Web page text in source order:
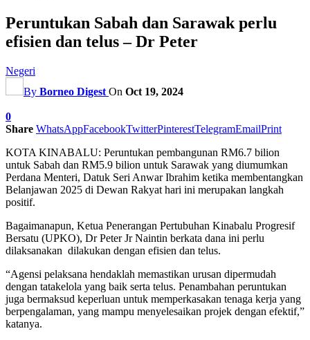
Peruntukan Sabah dan Sarawak perlu
efisien dan telus – Dr Peter
Negeri
By Borneo Digest On Oct 19, 2024
0
Share WhatsAppFacebookTwitterPinterestTelegramEmailPrint
KOTA KINABALU: Peruntukan pembangunan RM6.7 bilion
untuk Sabah dan RM5.9 bilion untuk Sarawak yang diumumkan
Perdana Menteri, Datuk Seri Anwar Ibrahim ketika membentangkan
Belanjawan 2025 di Dewan Rakyat hari ini merupakan langkah
positif.
Bagaimanapun, Ketua Penerangan Pertubuhan Kinabalu Progresif
Bersatu (UPKO), Dr Peter Jr Naintin berkata dana ini perlu
dilaksanakan dilakukan dengan efisien dan telus.
“Agensi pelaksana hendaklah memastikan urusan dipermudah
dengan tatakelola yang baik serta telus. Penambahan peruntukan
juga bermaksud keperluan untuk memperkasakan tenaga kerja yang
berpengalaman, yang mampu menyelesaikan projek dengan efektif,”
katanya.